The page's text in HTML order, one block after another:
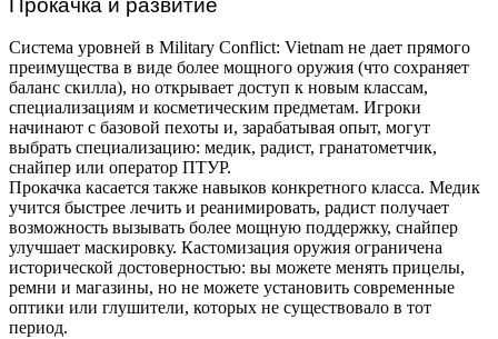
Система уровней в Military Conflict: Vietnam не дает прямого
преимущества в виде более мощного оружия (что сохраняет
баланс скилла), но открывает доступ к новым классам,
специализациям и косметическим предметам. Игроки
начинают с базовой пехоты и, зарабатывая опыт, могут
выбрать специализацию: медик, радист, гранатометчик,
снайпер или оператор ПТУР.
Прокачка касается также навыков конкретного класса. Медик
учится быстрее лечить и реанимировать, радист получает
возможность вызывать более мощную поддержку, снайпер
улучшает маскировку. Кастомизация оружия ограничена
исторической достоверностью: вы можете менять прицелы,
ремни и магазины, но не можете установить современные
оптики или глушители, которых не существовало в тот
период.